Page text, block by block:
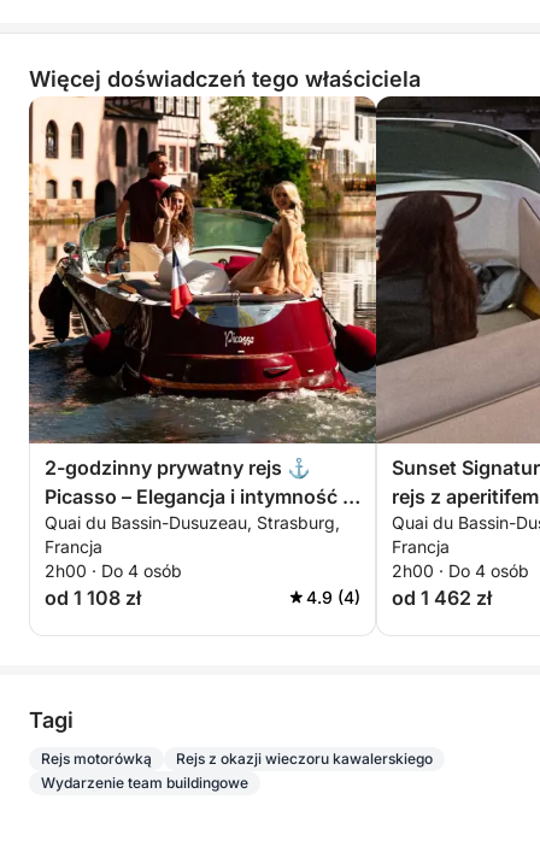
Więcej doświadczeń tego właściciela
2-godzinny prywatny rejs ⚓
Picasso – Elegancja i intymność w
Strasburgu
Quai du Bassin-Dusuzeau, Strasburg,
Francja
2h00 · Do 4 osób
od 1 108 zł 4.9 (4)
Sunset
rejs z
słońca i
Quai du Bassin-
Francja
2h00 · Do 4 osób
od 1 462 zł
Tagi
Rejs motorówką
Rejs z okazji wieczoru kawalerskiego
Wydarzenie team buildingowe